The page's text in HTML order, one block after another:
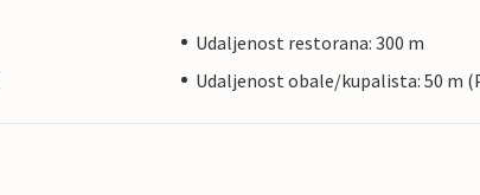
Udaljenost restorana: 300 m
Udaljenost obale/kupalista: 50 m